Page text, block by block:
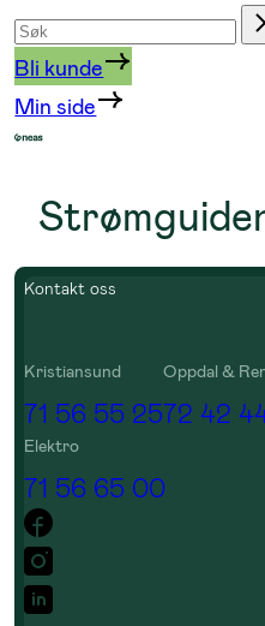
Søk
etter
Bli kunde
Min side
Kontakt oss
Kristiansund
71 56 55 25
Oppdal &
72 42
Elektro
71 56 65 00